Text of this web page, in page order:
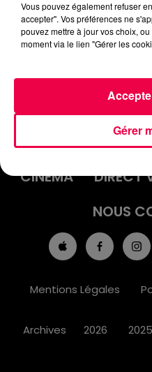
AGENDA
CINÉMA
DIRECT
NOUS
Mentions Légales
Archives 2026 2025
Vous pouvez également refuser
accepter". Vos préférences ne
pouvez mettre à jour vos choix,
moment via le lien "Gérer les
Gérer